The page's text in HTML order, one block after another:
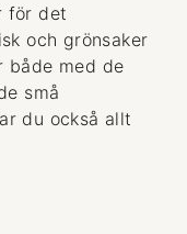
för det
och grönsaker
både med de
små
du också allt